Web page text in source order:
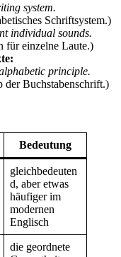
system.
Schriftsystem.)
individual sounds.
für einzelne Laute.)
principle.
Buchstabenschrift.)
Bedeutung
gleichbedeuten
d, aber etwas
häufiger im
modernen
Englisch
die geordnete